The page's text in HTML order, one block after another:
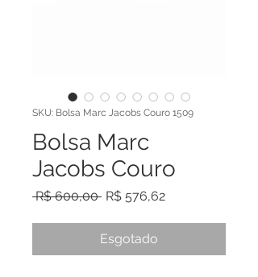
SKU: Bolsa Marc Jacobs Couro 1509
Bolsa Marc
Jacobs Couro
R$ 600,00 Preço normal
R$ 576,62Preço
Esgotado